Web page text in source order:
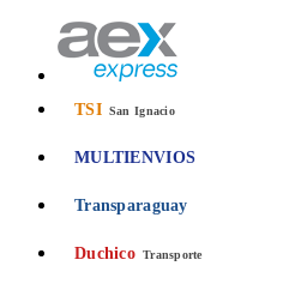
TSI San Ignacio
MULTIENVIOS
Transparaguay
Duchico Transporte